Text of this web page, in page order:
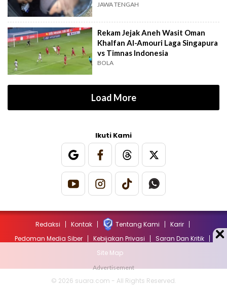
JAWA TENGAH
Rekam Jejak Aneh Wasit Oman
Khalfan Al-Amouri Laga Singapura
vs Timnas Indonesia
BOLA
Load More
Ikuti Kami
Redaksi Kontak Tentang Kami
Karir
Pedoman Media Siber
Kebijakan Privasi
Saran Dan Kritik
Site Map
© 2026 suara.com - All Rights Reserved.